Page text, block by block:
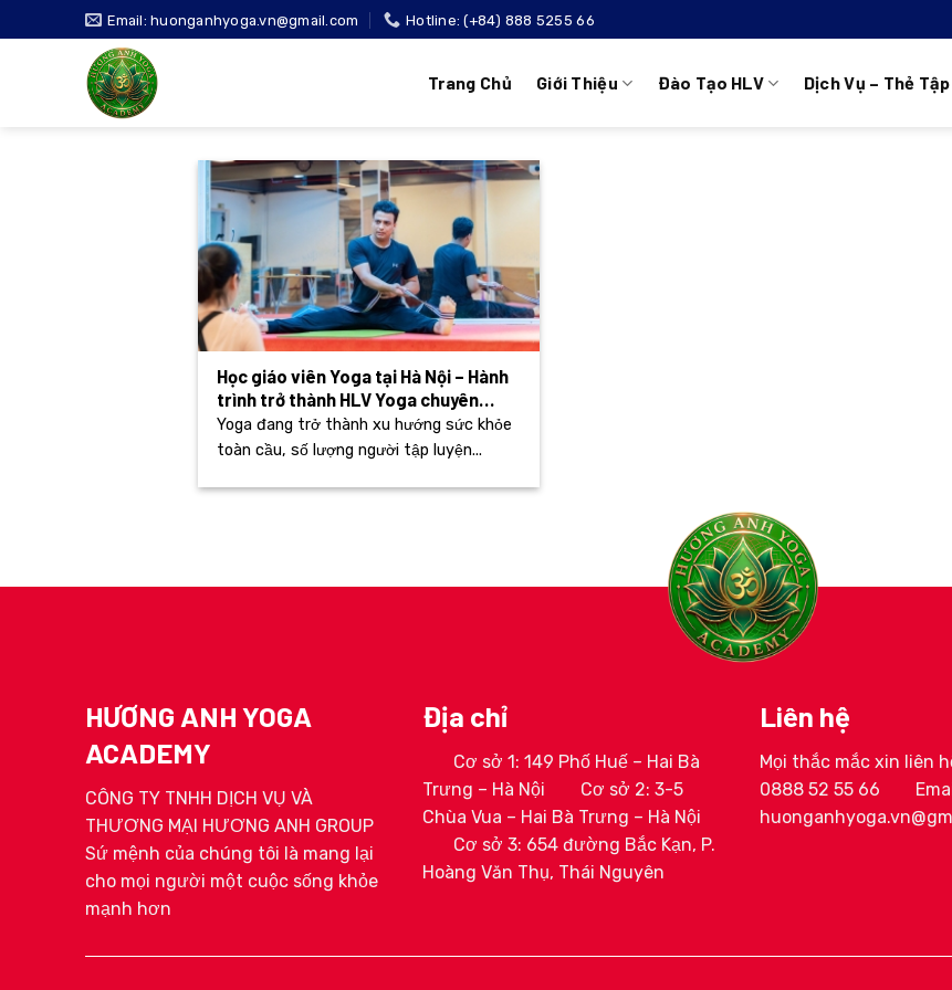
qua
Email: huonganhyoga.vn@gmail.com Hotline: (+84) 888 5255 66
Trang Chủ Giới Thiệu Đào Tạo HLV Dịch Vụ – Thẻ Tập
Học giáo viên Yoga tại Hà Nội – Hành
trình trở thành HLV Yoga chuyên
nghiệp
Yoga đang trở thành xu hướng sức khỏe
toàn cầu, số lượng người tập luyện...
HƯƠNG ANH YOGA
ACADEMY
CÔNG TY TNHH DỊCH VỤ VÀ
THƯƠNG MẠI HƯƠNG ANH GROUP
Sứ mệnh của chúng tôi là mang lại
cho mọi người một cuộc sống khỏe
mạnh hơn
Địa chỉ
Cơ sở 1: 149 Phố Huế – Hai Bà
Trưng – Hà Nội
Cơ sở 2: 3-5
Chùa Vua – Hai Bà Trưng – Hà Nội
Cơ sở 3: 654 đường Bắc Kạn, P.
Hoàng Văn Thụ, Thái Nguyên
Liên hệ
Mọi thắc mắc xin liên
0888 52 55 66
HLV Hoàng Ngọc Linh HLV Trịnh Huyền My HLV Lê Thị Trang